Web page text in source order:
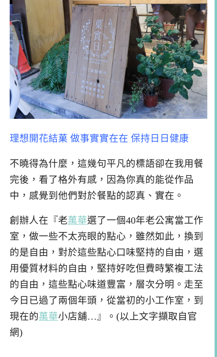
理想開花結菓 做事實實在在 保持日日健康
不曉得為什麼，這幾句平凡的標語卻在我用餐
完後，看了格外有感，因為你真的能從作品
中，感覺到他們對於餐點的認真、實在。
創辦人在『老萬華選了一個40年老公寓當工作
室，做一些不太亮眼的點心，雖然如此，換到
的是自由，對於這些點心口味堅持的自由，選
用優質材料的自由，堅持好吃但費時繁複工法
的自由，這些點心味道豐富，層次分明。走至
今日已過了兩個年頭，從當初的小工作室，到
現在的萬華小店舖…』。(以上文字擷取自官
網)